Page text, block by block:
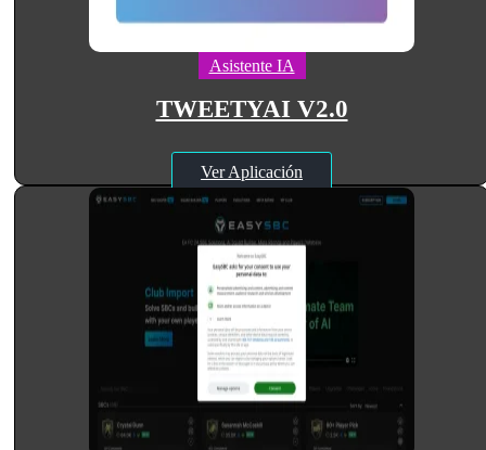
Asistente IA
TWEETYAI V2.0
Ver Aplicación